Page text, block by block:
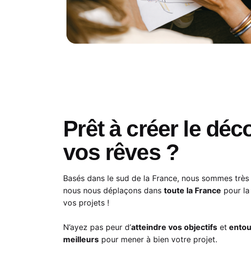
Prêt à créer le
vos rêves ?
Basés dans le sud de la France, nous sommes
nous nous déplaçons danstoute la France pour
vos projets !
N’ayez pas peur d’atteindre vos objectifs et
meilleurs pour mener à bien votre projet.